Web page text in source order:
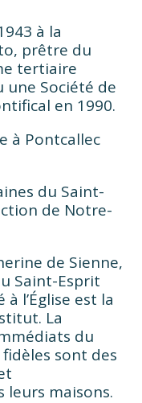
à la
prêtre du
tertiaire
une Société de
en 1990.
à Pontcallec
du Saint-
de Notre-
de Sienne,
Saint-Esprit
l’Église est la
La
du
sont des
leurs maisons.